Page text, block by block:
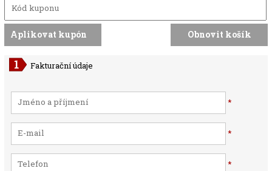
Fakturační údaje
*
*
*